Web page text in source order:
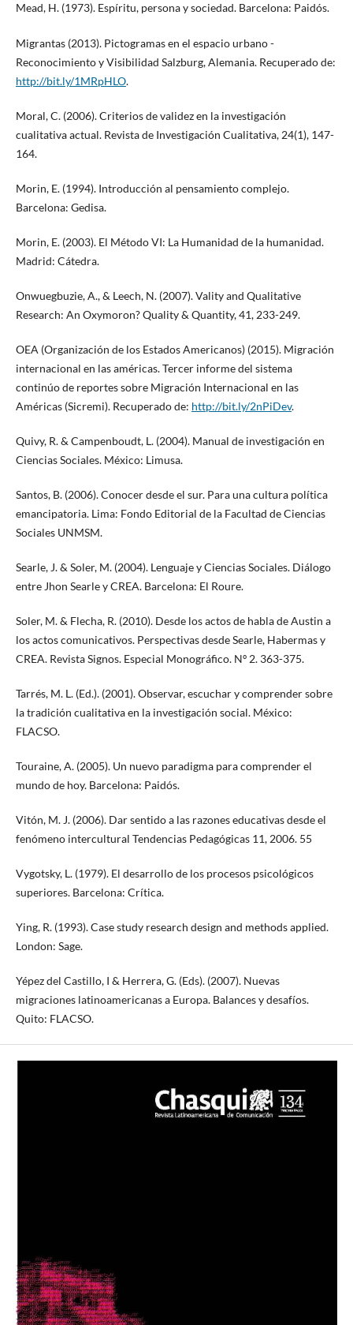
Mead, H. (1973). Espíritu, persona y sociedad. Barcelona: Paidós.
Migrantas (2013). Pictogramas en el espacio urbano -
Reconocimiento y Visibilidad Salzburg, Alemania. Recuperado de:
http://bit.ly/1MRpHLO.
Moral, C. (2006). Criterios de validez en la investigación
cualitativa actual. Revista de Investigación Cualitativa, 24(1), 147-
164.
Morin, E. (1994). Introducción al pensamiento complejo.
Barcelona: Gedisa.
Morin, E. (2003). El Método VI: La Humanidad de la humanidad.
Madrid: Cátedra.
Onwuegbuzie, A., & Leech, N. (2007). Vality and Qualitative
Research: An Oxymoron? Quality & Quantity, 41, 233-249.
OEA (Organización de los Estados Americanos) (2015). Migración
internacional en las américas. Tercer informe del sistema
continúo de reportes sobre Migración Internacional en las
Américas (Sicremi). Recuperado de: http://bit.ly/2nPiDev.
Quivy, R. & Campenboudt, L. (2004). Manual de investigación en
Ciencias Sociales. México: Limusa.
Santos, B. (2006). Conocer desde el sur. Para una cultura política
emancipatoria. Lima: Fondo Editorial de la Facultad de Ciencias
Sociales UNMSM.
Searle, J. & Soler, M. (2004). Lenguaje y Ciencias Sociales. Diálogo
entre Jhon Searle y CREA. Barcelona: El Roure.
Soler, M. & Flecha, R. (2010). Desde los actos de habla de Austin a
los actos comunicativos. Perspectivas desde Searle, Habermas y
CREA. Revista Signos. Especial Monográfico. Nº 2. 363-375.
Tarrés, M. L. (Ed.). (2001). Observar, escuchar y comprender sobre
la tradición cualitativa en la investigación social. México:
FLACSO.
Touraine, A. (2005). Un nuevo paradigma para comprender el
mundo de hoy. Barcelona: Paidós.
Vitón, M. J. (2006). Dar sentido a las razones educativas desde el
fenómeno intercultural Tendencias Pedagógicas 11, 2006. 55
Vygotsky, L. (1979). El desarrollo de los procesos psicológicos
superiores. Barcelona: Crítica.
Ying, R. (1993). Case study research design and methods applied.
London: Sage.
Yépez del Castillo, I & Herrera, G. (Eds). (2007). Nuevas
migraciones latinoamericanas a Europa. Balances y desafíos.
Quito: FLACSO.